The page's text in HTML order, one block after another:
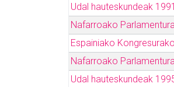
Udal hauteskundeak 1991
Nafarroako
Espainiako
Nafarroako
Udal hauteskundeak